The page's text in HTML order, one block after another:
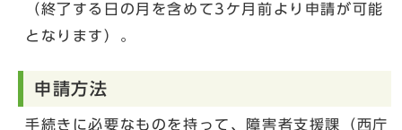
（終了する日の月を含めて3ケ月前より申請が可能
となります）。
申請方法
手続きに必要なものを持って、障害者支援課（西庁